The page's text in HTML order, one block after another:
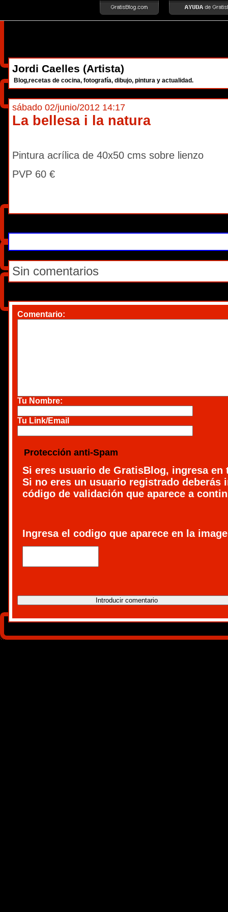
Jordi Caelles (Artista)
Blog,recetas de cocina, fotografía, dibujo, pintura y actualidad.
sábado 02/junio/2012 14:17
La bellesa i la natura
Pintura acrílica de 40x50 cms sobre lienzo
PVP 60 €
Sin comentarios
Comentario:
Tu Nombre:
Tu Link/Email
Protección anti-Spam
Si eres usuario de GratisBlog, ingresa en
Si no eres un usuario registrado deberás
código de validación que aparece a
Ingresa el codigo que aparece en la